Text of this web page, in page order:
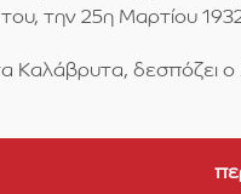
την 25η Μαρτίου 1932
δεσπόζει ο